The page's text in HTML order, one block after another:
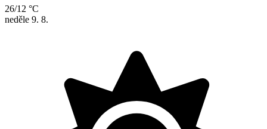
26/12 °C
neděle 9. 8.